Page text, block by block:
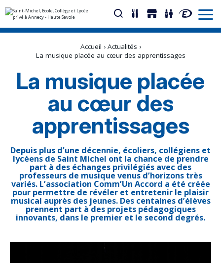
Aller
Outils
Accueil › Actualités ›
La musique placée au cœur des apprentissages
La musique placée
au cœur des
apprentissages
Depuis plus d’une décennie, écoliers, collégiens et
lycéens de Saint Michel ont la chance de prendre
part à des échanges privilégiés avec des
professeurs de musique venus d’horizons très
variés. L’association Comm’Un Accord a été créée
pour permettre de révéler et entretenir le plaisir
musical auprès des jeunes. Des centaines d’élèves
prennent part à des projets pédagogiques
innovants, dans le premier et le second degrés.